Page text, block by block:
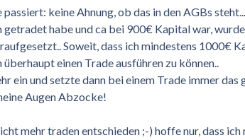
keine Ahnung, ob das in den AGBs
getradet habe und ca bei 900€ Kapital war,
Soweit, dass ich mindestens 1000€
einen Trade ausführen zu können..
ein und setzte dann bei einem Trade immer das
Augen Abzocke!
mehr traden entschieden ;-) hoffe nur, dass